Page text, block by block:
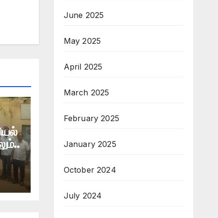
June 2025
May 2025
April 2025
March 2025
February 2025
January 2025
October 2024
July 2024